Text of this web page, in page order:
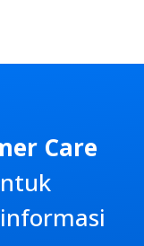
Care